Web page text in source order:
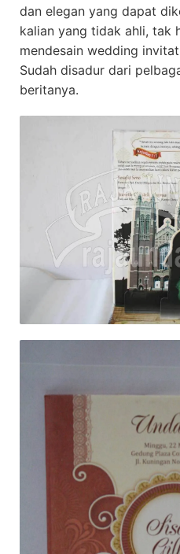
dan elegan yang dapat
kalian yang tidak ahli, tak
mendesain wedding
Sudah disadur dari
beritanya.